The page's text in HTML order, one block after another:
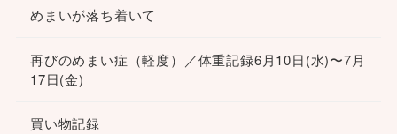
めまいが落ち着いて
再びのめまい症（軽度）／体重記録6月10日(水)〜7月
17日(金)
買い物記録